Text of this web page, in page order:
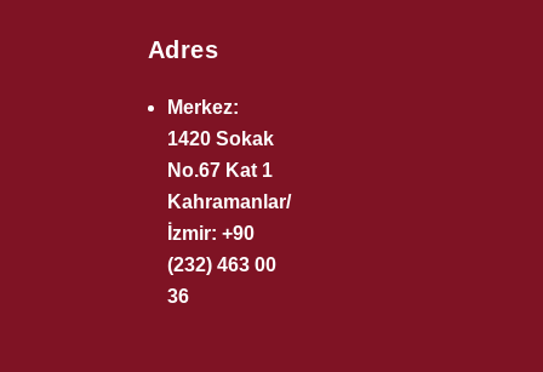
Adres
Merkez:
1420 Sokak
No.67 Kat 1
Kahramanlar/
İzmir: +90
(232) 463 00
36